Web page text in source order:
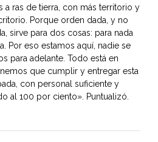
a ras de tierra, con más territorio y
Porque orden dada, y no
sirve para dos cosas: para nada
Por eso estamos aquí, nadie se
para adelante. Todo está en
que cumplir y entregar esta
con personal suficiente y
al 100 por ciento». Puntualizó.